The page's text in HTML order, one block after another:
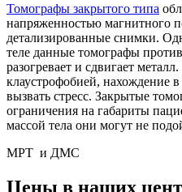
Томографы закрытого типа
напряженностью магнитного
детализированные снимки.
теле данные томографы
разогревает и сдвигает
клаустрофобией, нахождение
вызвать стресс. Закрытые
ограничения на габариты
массой тела они могут не
МРТ и ДМС
Цены в наших